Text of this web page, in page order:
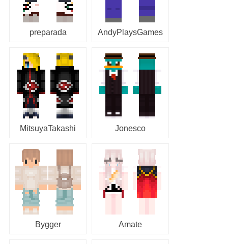
preparada AndyPlaysGames
MitsuyaTakashi Jonesco
Bygger Amate